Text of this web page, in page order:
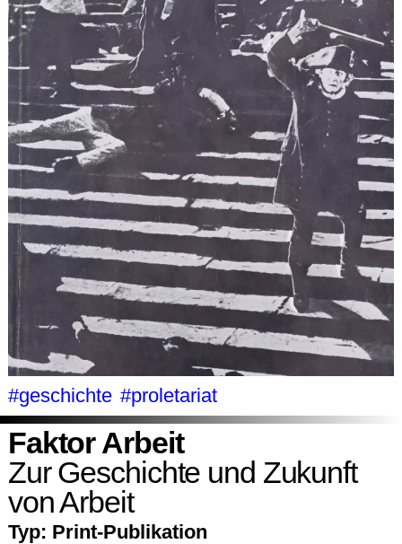
#geschichte #proletariat
Faktor Arbeit
Zur Geschichte und Zukunft
von Arbeit
Typ: Print-Publikation